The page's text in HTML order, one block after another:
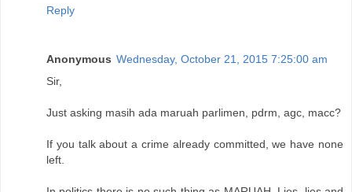
Reply
Anonymous Wednesday, October 21, 2015 7:25:00 am
Sir,
Just asking masih ada maruah parlimen, pdrm, agc, macc?
If you talk about a crime already committed, we have none
left.